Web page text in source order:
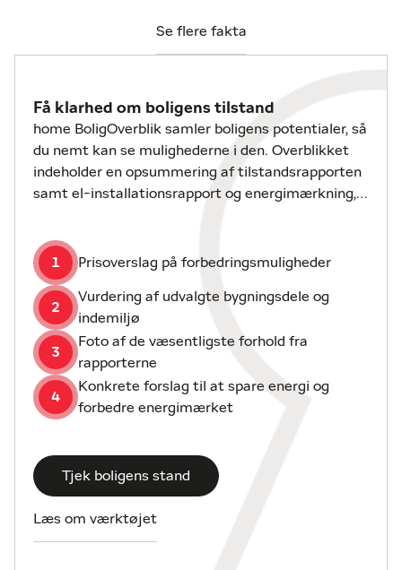
dagligdagens gøremål på ganske få minutter. Der er
eksempelvis under 300 meter til såvel
eller Vestermoseskoven. Ejby Skole ligger godt en
kilometer fra hoveddøren sammen med
idrætshallen og fodboldbanerne.
Skal I overtage det historiske hus i Ejbys hjerte?
Book en fremvisning.
Bemærk: Der bor pt. en lejer i huset.
Se flere fakta
Få klarhed om boligens tilstand
home BoligOverblik samler boligens potentialer, så
du nemt kan se mulighederne i den. Overblikket
indeholder en opsummering af tilstandsrapporten
samt el-installationsrapport og energimærkning,
1 Prisoverslag på forbedringsmuligheder
2
Vurdering af udvalgte bygningsdele og
indemiljø
3
Foto af de væsentligste forhold fra
rapporterne
4
Konkrete forslag til at spare energi og
forbedre energimærket
Tjek boligens stand
Læs om værktøjet